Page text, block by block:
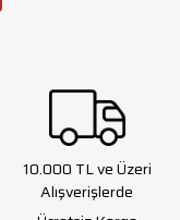
10.000 TL ve Üzeri
Alışverişlerde